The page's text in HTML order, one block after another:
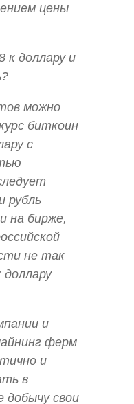
цены
к доллару и
можно
биткоин
с
рубль
на бирже,
не так
и
ферм
и
в
добычу свои